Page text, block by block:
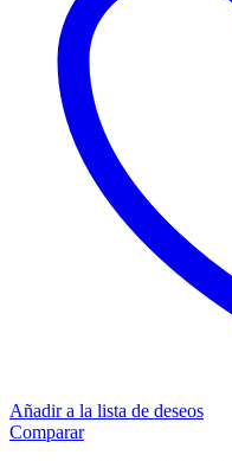
Añadir a la lista de deseos
Comparar